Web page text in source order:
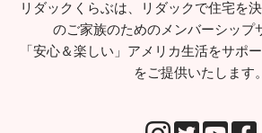
リダックくらぶは、リダックで住宅を
のご家族のためのメンバーシップ
「安心＆楽しい」アメリカ生活をサポ
をご提供いたします。